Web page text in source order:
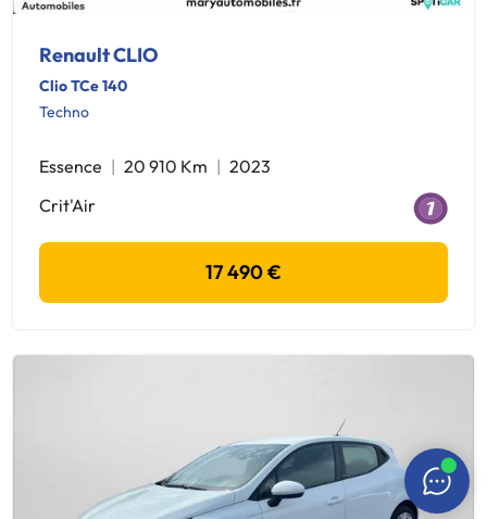
Renault CLIO
Clio TCe 140
Techno
Essence 20 910 Km
2023
Crit'Air
17 490 €